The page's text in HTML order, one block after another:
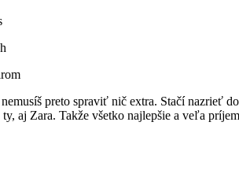
preto spraviť nič extra. Stačí nazrieť
aj Zara. Takže všetko najlepšie a veľa